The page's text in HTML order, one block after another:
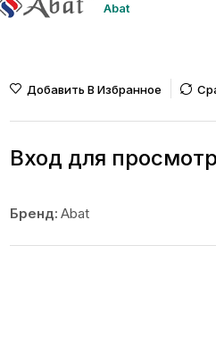
Abat
Добавить В Избранное
Вход для
Бренд: Abat